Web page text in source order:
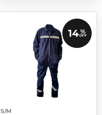
14 %
OFF
S/M